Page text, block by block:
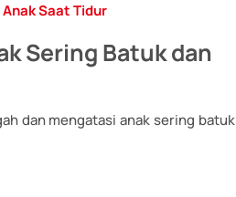
Saat Tidur
Sering Batuk dan
dan mengatasi anak sering batuk